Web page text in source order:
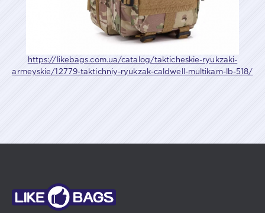
https://likebags.com.ua/catalog/takticheskie-ryukzaki-
armeyskie/12779-taktichniy-ryukzak-caldwell-multikam-lb-518/